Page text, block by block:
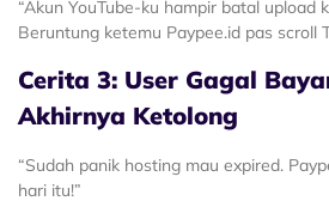
“Akun YouTube-ku hampir batal upload
Beruntung ketemu Paypee.id pas scroll
Cerita 3: User Gagal
Akhirnya Ketolong
“Sudah panik hosting mau expired.
hari itu!”